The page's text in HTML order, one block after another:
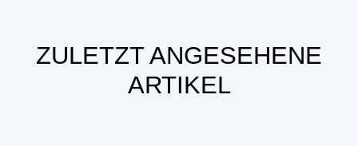
ZULETZT ANGESEHENE
ARTIKEL